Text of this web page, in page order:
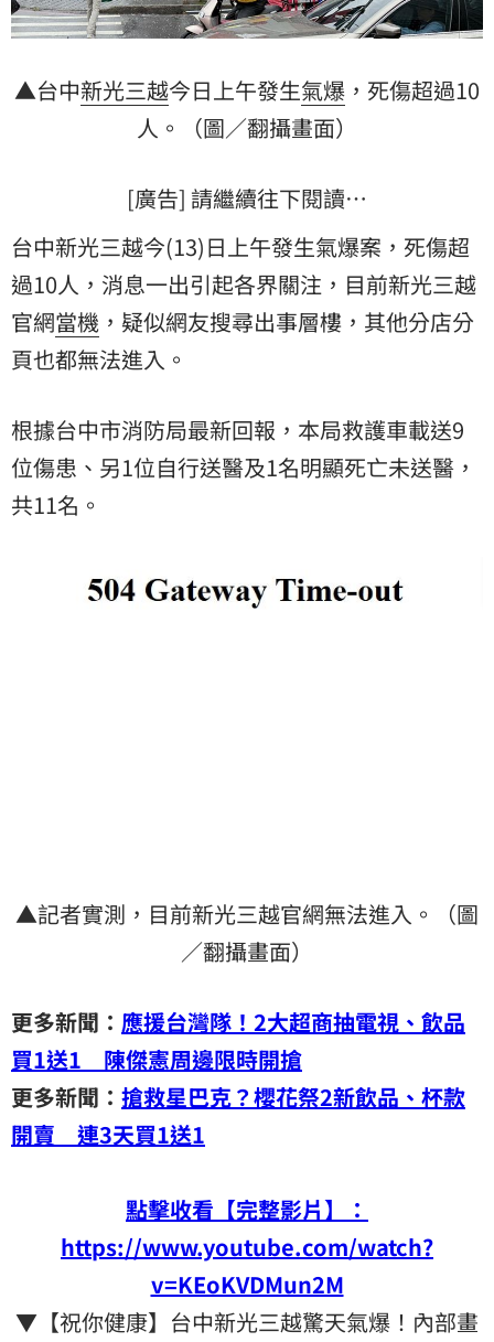
▲台中新光三越今日上午發生氣爆 ，死傷超過10
人。（圖／翻攝畫面）
[廣告] 請繼續往下閱讀…
台中新光三越今(13)日上午發生氣爆案，死傷超
過10人，消息一出引起各界關注，目前新光三越
官網當機 ，疑似網友搜尋出事層樓，其他分店分
頁也都無法進入。
根據台中市消防局最新回報，本局救護車載送9
位傷患、另1位自行送醫及1名明顯死亡未送醫，
共11名。
▲記者實測，目前新光三越官網無法進入。（圖
／翻攝畫面）
更多新聞： 應援台灣隊！2大超商抽電視、飲品
買1送1 陳傑憲周邊限時開搶
更多新聞： 搶救星巴克？櫻花祭2新飲品、杯款
開賣 連3天買1送1
點擊收看【完整影片】：
https://www.youtube.com/watch?
v=KEoKVDMun2M
▼【祝你健康】台中新光三越驚天氣爆！內部畫